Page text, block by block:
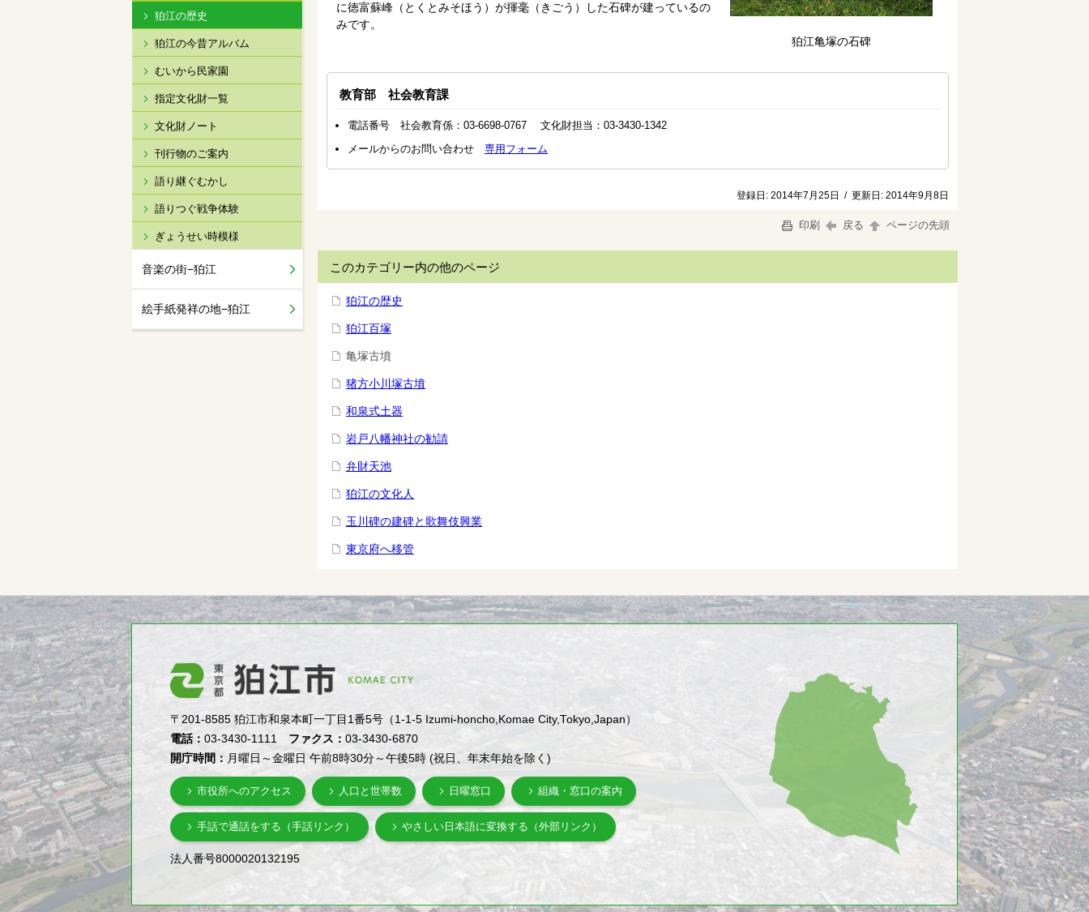
狛江の歴史
狛江の今昔アルバム
むいから民家園
指定文化財一覧
文化財ノート
刊行物のご案内
語り継ぐむかし
語りつぐ戦争体験
ぎょうせい時模様
音楽の街−狛江
絵手紙発祥の地−狛江
に徳富蘇峰（とくとみそほう）が揮毫（きごう）した石碑が建っているの
みです。
狛江亀塚の石碑
教育部 社会教育課
電話番号 社会教育係：03-6698-0767 文化財担当：03-3430-1342
メールからのお問い合わせ 専用フォーム
登録日: 2014年7月25日 / 更新日: 2014年9月8日
印刷 戻る ページの先頭
このカテゴリー内の他のページ
狛江の歴史
狛江百塚
亀塚古墳
猪方小川塚古墳
和泉式土器
岩戸八幡神社の勧請
弁財天池
狛江の文化人
玉川碑の建碑と歌舞伎興業
東京府へ移管
〒201-8585 狛江市和泉本町一丁目1番5号（1-1-5 Izumi-honcho,Komae City,Tokyo,Japan）
電話：03-3430-1111 ファクス：03-3430-6870
開庁時間： 月曜日～金曜日 午前8時30分～午後5時 (祝日、年末年始を除く)
市役所へのアクセス 人口と世帯数 日曜窓口 組織・窓口の案内
手話で通話をする（手話リンク） やさしい日本語に変換する（外部リンク）
法人番号8000020132195